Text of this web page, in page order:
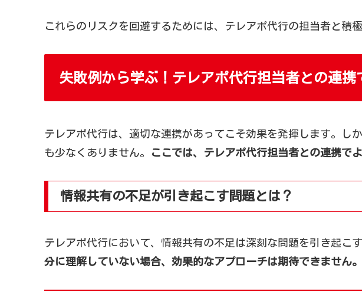
これらのリスクを回避するためには、テレアポ代行の担当者と積
失敗例から学ぶ！テレアポ代行担当者との連携
テレアポ代行は、適切な連携があってこそ効果を発揮します。し
も少なくありません。
ここでは、テレアポ代行担当者との連携で
情報共有の不足が引き起こす問題とは？
テレアポ代行において、情報共有の不足は深刻な問題を引き起こ
分に理解していない場合、効果的なアプローチは期待できません。